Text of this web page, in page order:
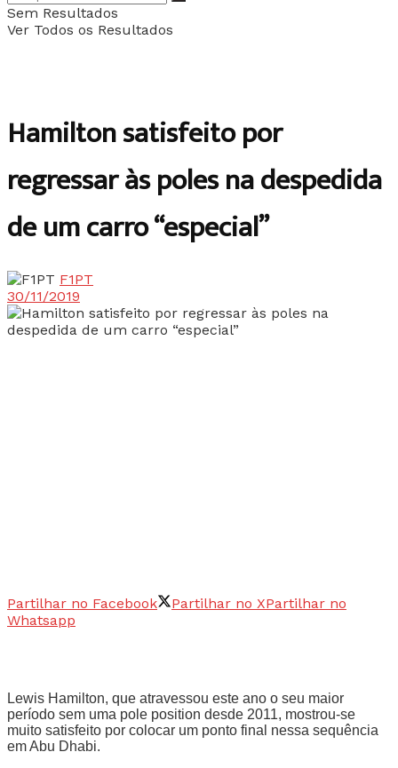
Sem Resultados
Ver Todos os Resultados
Hamilton satisfeito por
regressar às poles na despedida
de um carro “especial”
F1PT
30/11/2019
Partilhar no Facebook Partilhar no XPartilhar no
Whatsapp
Lewis Hamilton, que atravessou este ano o seu maior
período sem uma pole position desde 2011, mostrou-se
muito satisfeito por colocar um ponto final nessa sequência
em Abu Dhabi.